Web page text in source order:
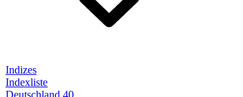
Indizes
Indexliste
Deutschland 40